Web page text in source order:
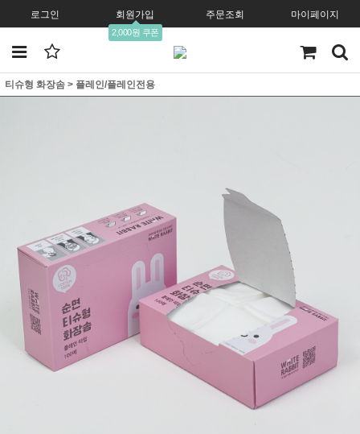
로그인 회원가입
2,000원 쿠폰
주문조회 마이페이지
티슈형 화장솜 > 플레인/플레인전용